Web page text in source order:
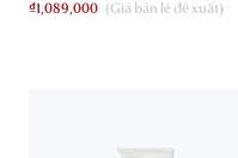
₫ 1,089,000